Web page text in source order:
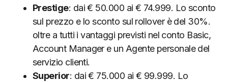
Prestige: dai € 50.000 ai € 74.999. Lo sconto
sul prezzo e lo sconto sul rollover è del 30%.
oltre a tutti i vantaggi previsti nel conto Basic,
Account Manager e un Agente personale del
servizio clienti.
Superior: dai € 75.000 ai € 99.999. Lo